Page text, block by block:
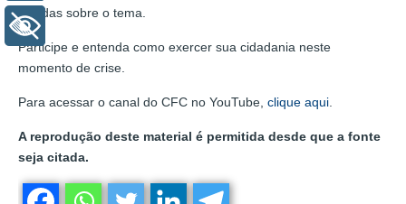
dúvidas sobre o tema.
Participe e entenda como exercer sua cidadania neste
momento de crise.
Para acessar o canal do CFC no YouTube, clique aqui
A reprodução deste material é permitida desde que a fonte
seja citada.